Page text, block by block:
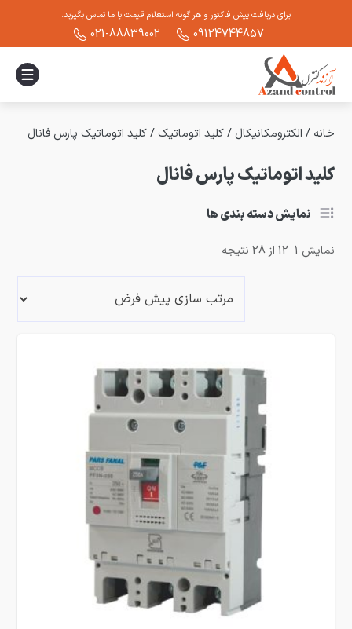
برای دریافت پیش فاکتور و هر گونه استعلام قیمت با ما تماس بگیرید.
09124744857
021-88839002
خانه / الکترومکانیکال /کلید اتوماتیک /کلید اتوماتیک پارس فانال
کلید اتوماتیک پارس فانال
نمایش دسته بندی ها
نمایش 1–12 از 28 نتیجه